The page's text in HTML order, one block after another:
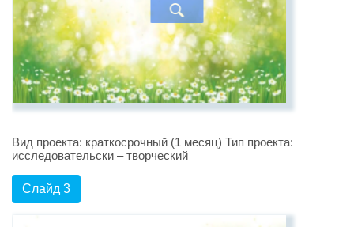
Вид проекта: краткосрочный (1 месяц) Тип проекта:
исследовательски – творческий
Слайд 3